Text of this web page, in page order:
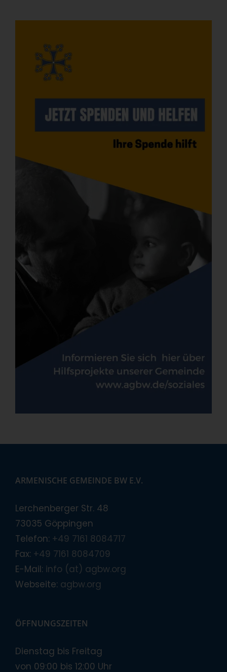
ARMENISCHE GEMEINDE BW E.V.
Lerchenberger Str. 48
73035 Göppingen
Telefon: +49 7161 8084717
Fax: +49 7161 8084709
E-Mail: info (at) agbw.org
Webseite: agbw.org
ÖFFNUNGSZEITEN
Dienstag bis Freitag
von 09:00 bis 12:00 Uhr